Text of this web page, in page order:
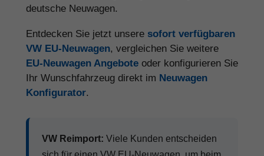
deutsche Neuwagen.
Entdecken Sie jetzt unsere sofort verfügbaren
VW EU-Neuwagen, vergleichen Sie weitere
EU-Neuwagen Angebote oder konfigurieren Sie
Ihr Wunschfahrzeug direkt im Neuwagen
Konfigurator.
VW Reimport: Viele Kunden entscheiden